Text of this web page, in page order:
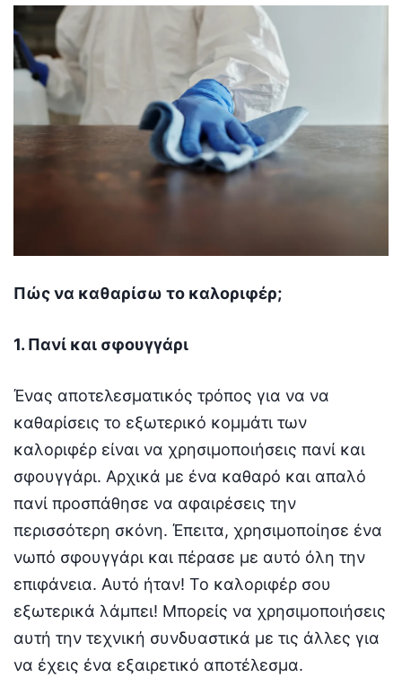
Πώς να καθαρίσω το καλοριφέρ;
1. Πανί και σφουγγάρι
Ένας αποτελεσματικός τρόπος για να να
καθαρίσεις το εξωτερικό κομμάτι των
καλοριφέρ είναι να χρησιμοποιήσεις πανί και
σφουγγάρι. Αρχικά με ένα καθαρό και απαλό
πανί προσπάθησε να αφαιρέσεις την
περισσότερη σκόνη. Έπειτα, χρησιμοποίησε ένα
νωπό σφουγγάρι και πέρασε με αυτό όλη την
επιφάνεια. Αυτό ήταν! Το καλοριφέρ σου
εξωτερικά λάμπει! Μπορείς να χρησιμοποιήσεις
αυτή την τεχνική συνδυαστικά με τις άλλες για
να έχεις ένα εξαιρετικό αποτέλεσμα.